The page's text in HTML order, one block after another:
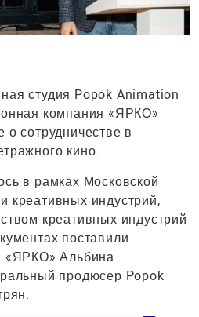
студия Popok Animation
компания «ЯРКО»
сотрудничестве в
кино.
в рамках Московской
креативных индустрий,
креативных индустрий
поставили
«ЯРКО» Альбина
продюсер Popok